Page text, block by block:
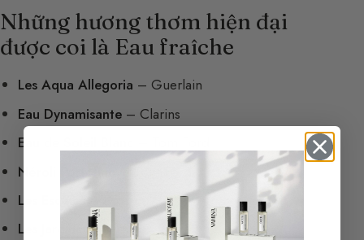
Những hương thơm hiện đại
được coi là Eau fraîche
Les Aqua Allegoria – Guerlain
Eau Dynamisante – Clarins
Eau de Soleil Blanc
Néroli Portofino
Les Escales
Les Jardins
– Hermès